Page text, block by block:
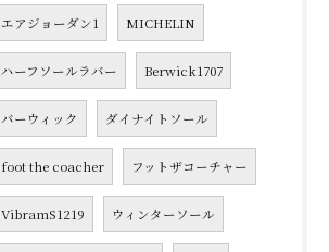
エアジョーダン1 MICHELIN
ハーフソールラバー Berwick1707
バーウィック ダイナイトソール
foot the coacher フットザコーチャー
VibramS1219 ウィンターソール